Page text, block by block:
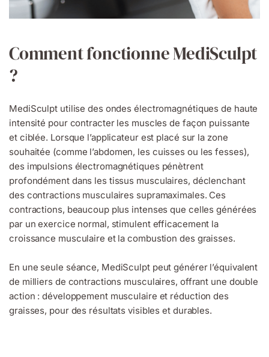
Comment fonctionne MediSculpt
?
MediSculpt utilise des ondes électromagnétiques de haute
intensité pour contracter les muscles de façon puissante
et ciblée. Lorsque l’applicateur est placé sur la zone
souhaitée (comme l’abdomen, les cuisses ou les fesses),
des impulsions électromagnétiques pénètrent
profondément dans les tissus musculaires, déclenchant
des contractions musculaires supramaximales. Ces
contractions, beaucoup plus intenses que celles générées
par un exercice normal, stimulent efficacement la
croissance musculaire et la combustion des graisses.
En une seule séance, MediSculpt peut générer l’équivalent
de milliers de contractions musculaires, offrant une double
action : développement musculaire et réduction des
graisses, pour des résultats visibles et durables.